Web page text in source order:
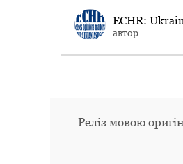
ECHR:
автор
Реліз мовою